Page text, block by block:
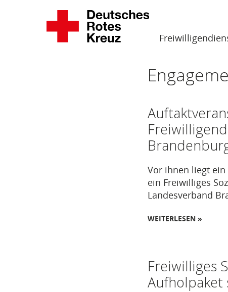
Vor ihnen liegt ein
ein Freiwilliges
Landesverband
WEITERLESEN »
Freiwilliges
Aufholpaket